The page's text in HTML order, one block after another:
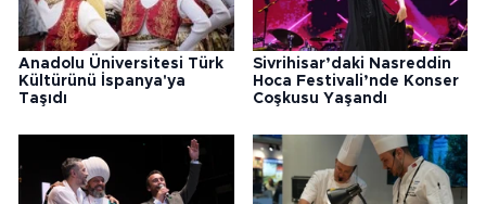
Anadolu Üniversitesi Türk
Kültürünü İspanya'ya
Taşıdı
Sivrihisar’daki Nasreddin
Hoca Festivali’nde Konser
Coşkusu Yaşandı